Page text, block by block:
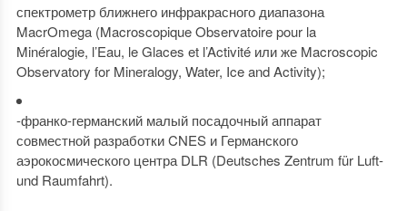
спектрометр ближнего инфракрасного диапазона
MacrOmega (Macroscopique Observatoire pour la
Minéralogie, l’Eau, le Glaces et l’Activité или же Macroscopic
Observatory for Mineralogy, Water, Ice and Activity);
-франко-германский малый посадочный аппарат
совместной разработки CNES и Германского
аэрокосмического центра DLR (Deutsches Zentrum für Luft-
und Raumfahrt).